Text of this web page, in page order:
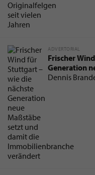
ADVERTORIAL
Frischer
Generation
die
Dennis